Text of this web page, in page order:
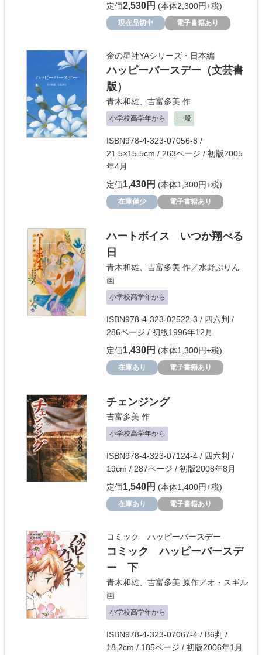
定価2,530円 (本体2,300円+税)
現在品切中 電子書籍あり
金の星社YAシリーズ・日本編
ハッピーバースデー（文芸書
版）
青木和雄 吉富多美 作
小学校高学年から 一般
ISBN978-4-323-07056-8 /
21.5×15.5cm / 263ページ / 初版2005
年4月
定価1,430円 (本体1,300円+税)
在庫僅少 電子書籍あり
ハートボイス いつか翔べる
日
青木和雄 吉富多美 作／水野ぷりん
画
小学校高学年から
ISBN978-4-323-02522-3 / 四六判 /
286ページ / 初版1996年12月
定価1,430円 (本体1,300円+税)
在庫あり 電子書籍あり
チェンジング
吉富多美 作
小学校高学年から
ISBN978-4-323-07124-4 / 四六判 /
19cm / 287ページ / 初版2008年8月
定価1,540円 (本体1,400円+税)
在庫あり 電子書籍あり
コミック ハッピーバースデー
コミック ハッピーバースデ
ー 下
青木和雄 吉富多美 原作／オ・スギル
画
小学校高学年から
ISBN978-4-323-07067-4 / B6判 /
18.2cm / 185ページ / 初版2006年1月